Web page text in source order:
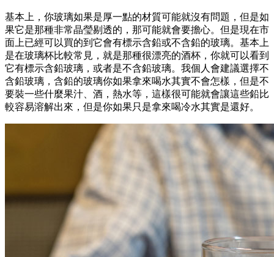
基本上，你玻璃如果是厚一點的材質可能就沒有問題，但是如
果它是那種非常晶瑩剔透的，那可能就會要擔心。但是現在市
面上已經可以買的到它會有標示含鉛或不含鉛的玻璃。基本上
是在玻璃杯比較常見，就是那種很漂亮的酒杯，你就可以看到
它有標示含鉛玻璃，或者是不含鉛玻璃。我個人會建議選擇不
含鉛玻璃，含鉛的玻璃你如果拿來喝水其實不會怎樣，但是不
要裝一些什麼果汁、酒，熱水等，這樣很可能就會讓這些鉛比
較容易溶解出來，但是你如果只是拿來喝冷水其實是還好。